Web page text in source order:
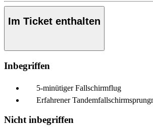
Im Ticket enthalten
Inbegriffen
5-minütiger Fallschirmflug
Erfahrener
Nicht inbegriffen